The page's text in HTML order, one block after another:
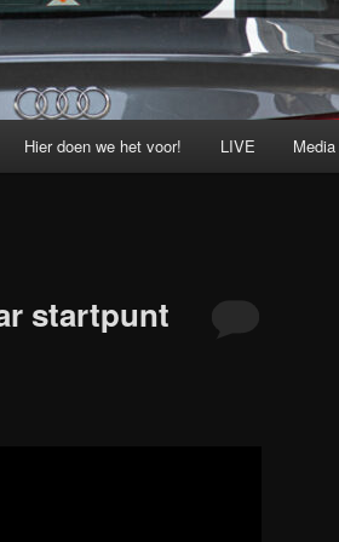
Hier doen we het voor! LIVE Media
startpunt